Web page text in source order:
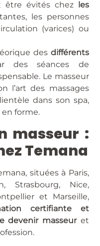
être évités chez les
les personnes
(varices) ou
des différents
des séances de
Le masseur
l’art des massages
dans son spa,
forme.
masseur :
Temana
situées à Paris,
Strasbourg, Nice,
et Marseille,
certifiante et
devenir masseuret